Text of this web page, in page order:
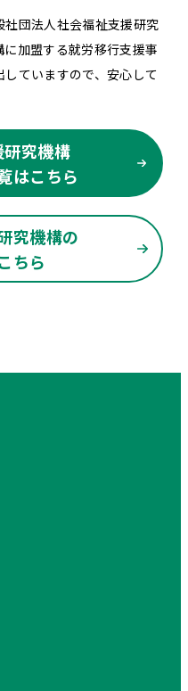
団法人社会福祉支援研究
加盟する就労移行支援事
ていますので、安心して
究機構
はこちら
究機構の
ちら